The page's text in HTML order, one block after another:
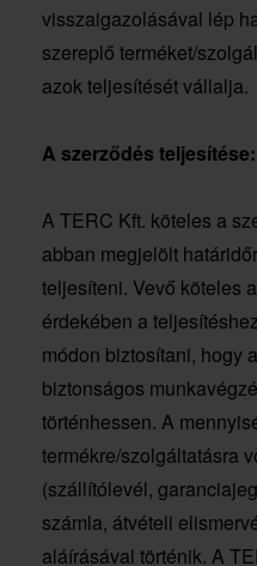
visszaigazolásával lép
szereplő terméket/
azok teljesítését vállalja.
A szerződés teljesítése:
A TERC Kft. köteles a
abban megjelölt
teljesíteni. Vevő köteles
érdekében a
módon biztosítani, hogy
biztonságos
történhessen. A
termékre/szolgáltatásra
(szállítólevél,
számla, átvételi
aláírásával történik. A